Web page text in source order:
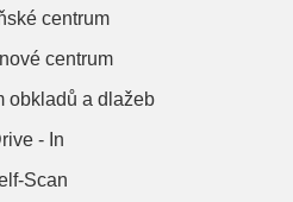
centrum
centrum
obkladů a dlažeb
- In
Scan